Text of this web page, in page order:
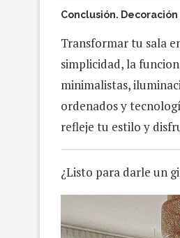
Conclusión.
Transformar tu sala
simplicidad, la
minimalistas,
ordenados y
refleje tu estilo y
¿Listo para darle un